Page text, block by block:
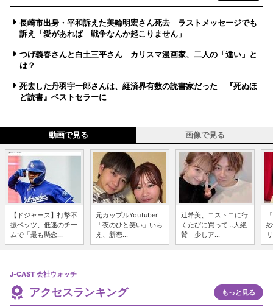
長崎市出身・平和訴えた美輪明宏さん死去 ラストメッセージでも
訴え「愛があれば 戦争なんか起こりません」
つげ義春さんと白土三平さん カリスマ漫画家、二人の「違い」と
は？
死去した丹羽宇一郎さんは、経済界有数の読書家だった 『死ぬほ
ど読書』ベストセラーに
動画で見る 画像で見る
【ドジャース】打撃不
振ベッツ、低迷のチー
ムで「最も懸念...
元カップルYouTuber
「夜のひと笑い」いち
え、新恋...
辻希美、コストコに行
くたびに買って...大絶
賛 少しア...
J-CAST 会社ウォッチ
アクセスランキング もっと見る